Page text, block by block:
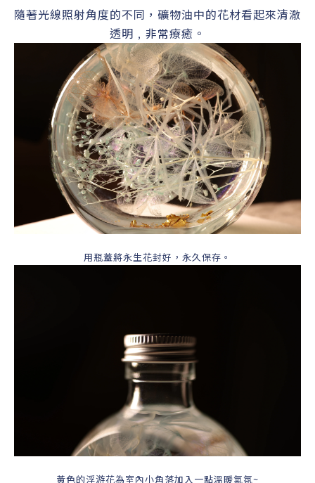
隨著光線照射角度的不同，礦物油中的花材看起來清澈
透明﹐非常療癒。
用瓶蓋將永生花封好，永久保存。
黃色的浮游花為室內小角落加入一點溫暖氣氛~